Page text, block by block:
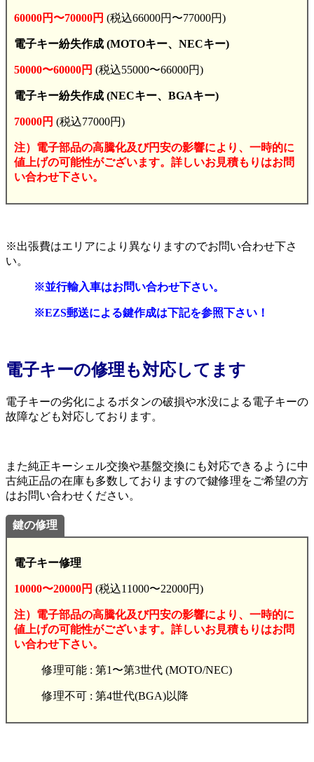
60000円〜70000円 (税込66000円〜77000円)
電子キー紛失作成 (MOTOキー、NECキー)
50000〜60000円 (税込55000〜66000円)
電子キー紛失作成 (NECキー、BGAキー)
70000円 (税込77000円)
注）電子部品の高騰化及び円安の影響により、一時的に
値上げの可能性がございます。詳しいお見積もりはお問
い合わせ下さい。
※出張費はエリアにより異なりますのでお問い合わせ下さ
い。
※並行輸入車はお問い合わせ下さい。
※EZS郵送による鍵作成は下記を参照下さい！
電子キーの修理も対応してます
電子キーの劣化によるボタンの破損や水没による電子キーの
故障なども対応しております。
また純正キーシェル交換や基盤交換にも対応できるように中
古純正品の在庫も多数しておりますので鍵修理をご希望の方
はお問い合わせください。
鍵の修理
電子キー修理
10000〜20000円 (税込11000〜22000円)
注）電子部品の高騰化及び円安の影響により、一時的に
値上げの可能性がございます。詳しいお見積もりはお問
い合わせ下さい。
修理可能 : 第1〜第3世代 (MOTO/NEC)
修理不可 : 第4世代(BGA)以降